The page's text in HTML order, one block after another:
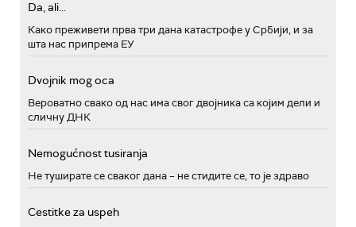
Da, ali...
Како преживети прва три дана катастрофе у Србији, и за
шта нас припрема ЕУ
Dvojnik mog oca
Вероватно свако од нас има свог двојника са којим дели и
сличну ДНК
Nemogućnost tusiranja
Не туширате се сваког дана – не стидите се, то је здраво
Cestitke za uspeh